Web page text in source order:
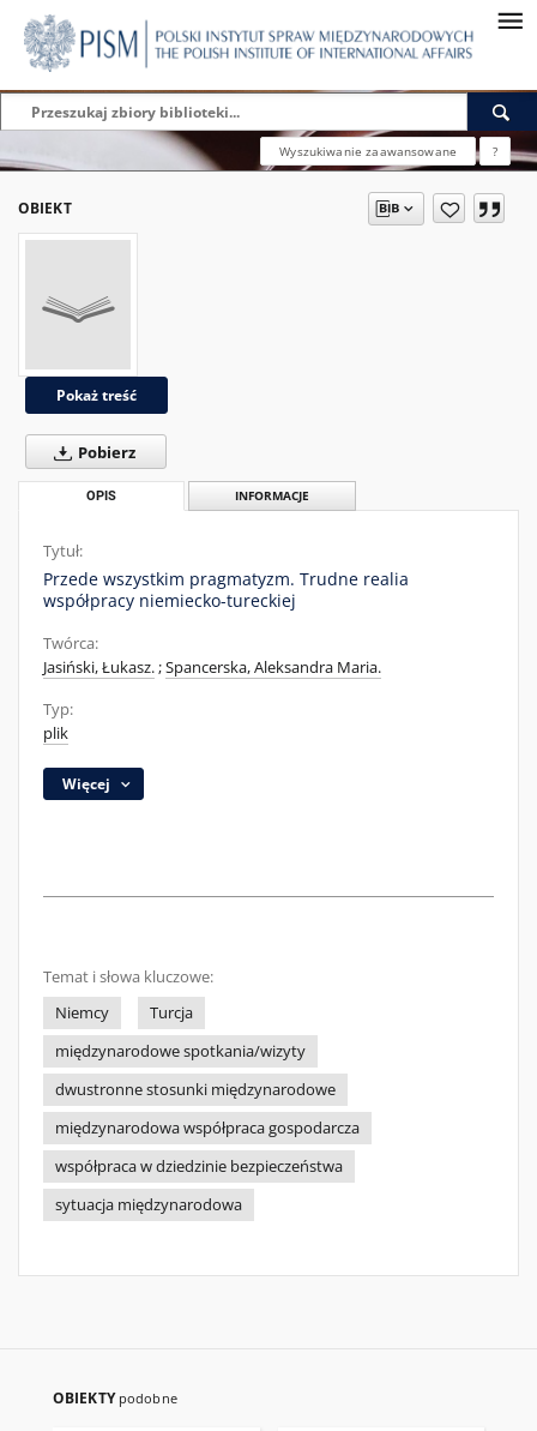
Wyszukiwanie zaawansowane ?
OBIEKT
Pokaż treść
Pobierz
OPIS INFORMACJE
Tytuł:
Przede wszystkim pragmatyzm. Trudne realia
współpracy niemiecko-tureckiej
Twórca:
Jasiński, Łukasz.;Spancerska, Aleksandra Maria.
Typ:
plik
Więcej
Temat i słowa kluczowe:
Niemcy
Turcja
międzynarodowe spotkania/wizyty
dwustronne stosunki międzynarodowe
międzynarodowa współpraca gospodarcza
współpraca w dziedzinie bezpieczeństwa
sytuacja międzynarodowa
OBIEKTY podobne